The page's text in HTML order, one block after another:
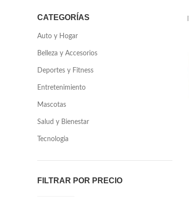
CATEGORÍAS
Auto y Hogar
Belleza y Accesorios
Deportes y Fitness
Entretenimiento
Mascotas
Salud y Bienestar
Tecnologia
FILTRAR POR PRECIO